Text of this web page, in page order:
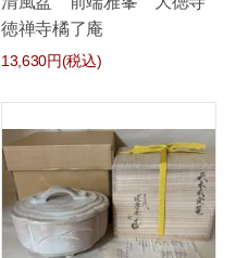
徳禅寺橘了庵
13,630円(税込)